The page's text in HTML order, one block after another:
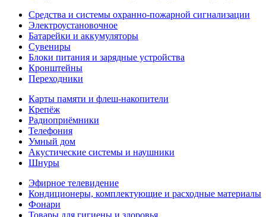
Средства и системы охранно-пожарной сигнализации
Электроустановочное
Батарейки и аккумуляторы
Сувениры
Блоки питания и зарядные устройства
Кронштейны
Переходники
Карты памяти и флеш-накопители
Крепёж
Радиоприёмники
Телефония
Умный дом
Акустические системы и наушники
Шнуры
Эфирное телевидение
Кондиционеры, комплектующие и расходные материалы
Фонари
Товары для гигиены и здоровья